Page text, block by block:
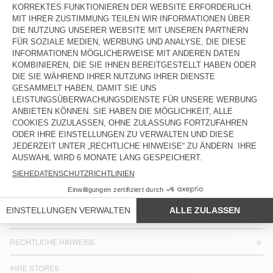
HERRENHEMD UZATOWN
185 €
LAND/REGION : DEUTSCHLAND
SPRACHE :
BARRIEREFREIHEIT
KUNDENSERVICE
RECHTLICHE HINWEISE
IHRE STORES
NEWSLETTER